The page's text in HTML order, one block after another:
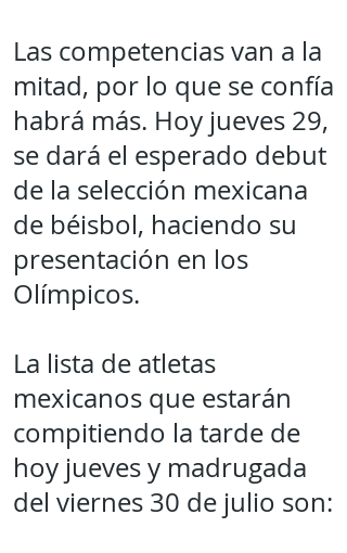
Las competencias van a la
mitad, por lo que se confía
habrá más. Hoy jueves 29,
se dará el esperado debut
de la selección mexicana
de béisbol, haciendo su
presentación en los
Olímpicos.
La lista de atletas
mexicanos que estarán
compitiendo la tarde de
hoy jueves y madrugada
del viernes 30 de julio son: